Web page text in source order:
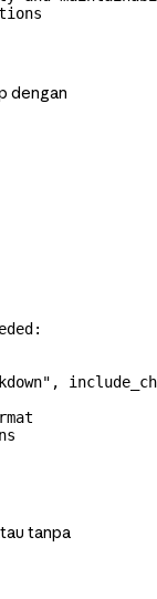
dengan
,
tanpa